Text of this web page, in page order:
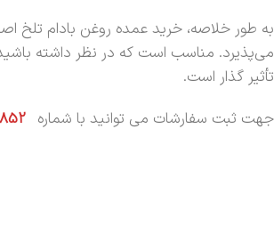
به طور خلاصه، خرید عمده روغن بادام
می‌پذیرد. مناسب است که در نظر داشته باشید
تأثیر گذار است.
جهت ثبت سفارشات می توانید با شماره